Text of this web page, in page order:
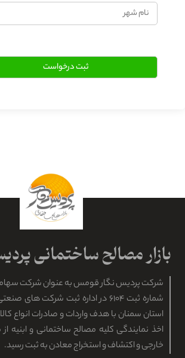
نام
شهر
شرکت پردیس نگار قومس به عنوان شرکت
شماره ثبت ۶۱۰۴ در اداره ثبت شرکت های
استان سمنان با هدف واردات و صادرات انواع
اخذ نمایندگی کلیه مصالح ساختمانی و ابنیه
خارجی و اکتشاف و استخراج معادن به ثبت رسید.